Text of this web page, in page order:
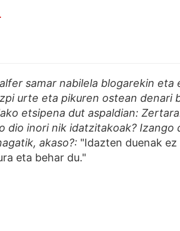
samar nabilela blogarekin eta
urte eta pikuren ostean denari
etsipena dut aspaldian:
dio inori nik idatzitakoak? Izango
akaso?: "Idazten duenak
eta behar du."